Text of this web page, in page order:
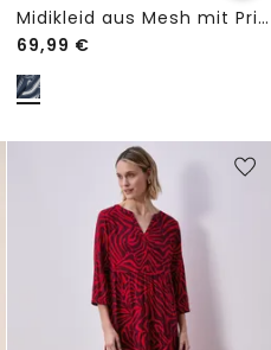
Midikleid aus Mesh mit Print
69,99 €